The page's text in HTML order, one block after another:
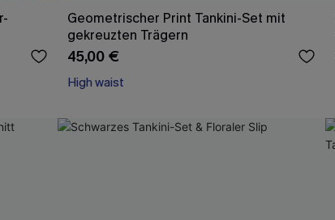
Geometrischer Print Tankini-Set mit
gekreuzten Trägern
45,00 €
High waist